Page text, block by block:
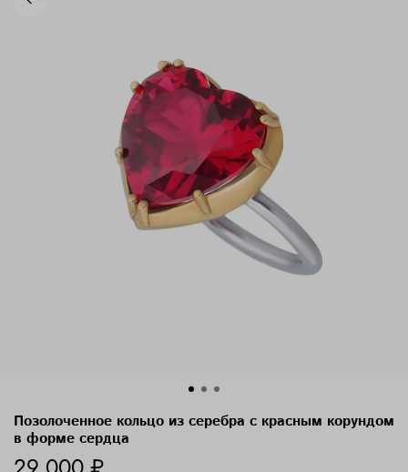
Позолоченное кольцо из серебра с красным корундом
в форме сердца